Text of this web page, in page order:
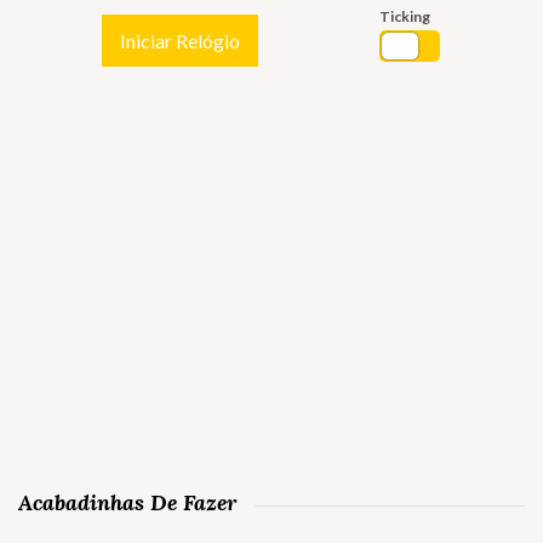
Iniciar Relógio
Ticking
Acabadinhas De Fazer